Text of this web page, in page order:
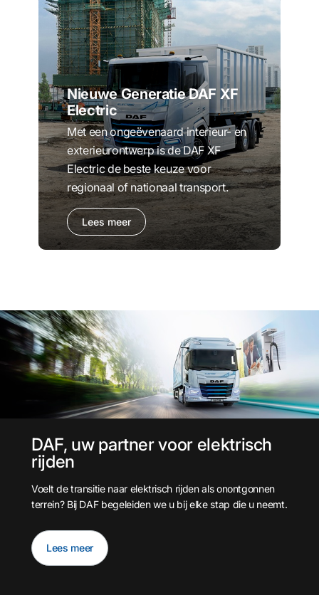
Nieuwe Generatie DAF XF
Electric
Met een ongeëvenaard interieur- en
exterieurontwerp is de DAF XF
Electric de beste keuze voor
regionaal of nationaal transport.
Lees meer
DAF, uw partner voor elektrisch
rijden
Voelt de transitie naar elektrisch rijden als onontgonnen
terrein? Bij DAF begeleiden we u bij elke stap die u neemt.
Lees meer